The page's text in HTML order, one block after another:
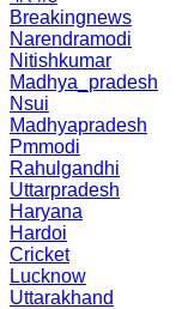
Breakingnews
Narendramodi
Nitishkumar
Madhya_pradesh
Nsui
Madhyapradesh
Pmmodi
Rahulgandhi
Uttarpradesh
Haryana
Hardoi
Cricket
Lucknow
Uttarakhand